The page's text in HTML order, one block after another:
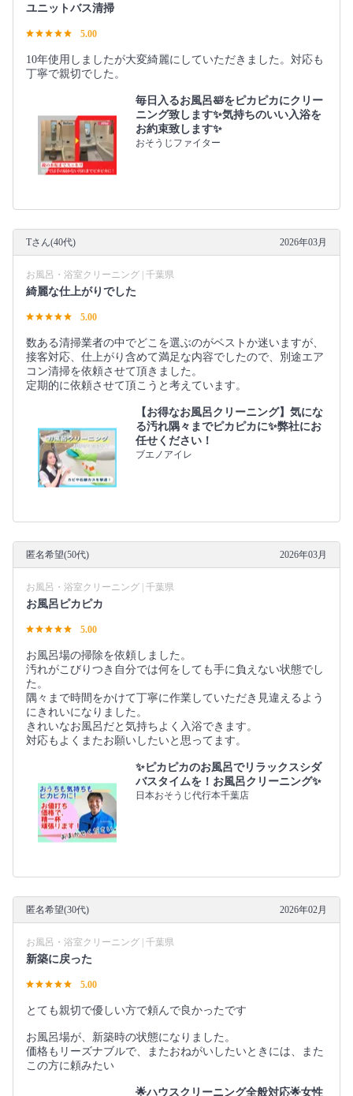
ユニットバス清掃
5.00
10年使用しましたが大変綺麗にしていただきました。対応も
丁寧で親切でした。
毎日入るお風呂🛀をピカピカにクリー
ニング致します✨気持ちのいい入浴を
お約束致します✨
おそうじファイター
Tさん(40代) 2026年03月
お風呂・浴室クリーニング | 千葉県
綺麗な仕上がりでした
5.00
数ある清掃業者の中でどこを選ぶのがベストか迷いますが、
接客対応、仕上がり含めて満足な内容でしたので、別途エア
コン清掃を依頼させて頂きました。
定期的に依頼させて頂こうと考えています。
【お得なお風呂クリーニング】気にな
る汚れ隅々までピカピカに✨弊社にお
任せください！
ブエノアイレ
匿名希望(50代) 2026年03月
お風呂・浴室クリーニング | 千葉県
お風呂ピカピカ
5.00
お風呂場の掃除を依頼しました。
汚れがこびりつき自分では何をしても手に負えない状態でし
た。
隅々まで時間をかけて丁寧に作業していただき見違えるよう
にきれいになりました。
きれいなお風呂だと気持ちよく入浴できます。
対応もよくまたお願いしたいと思ってます。
✨ピカピカのお風呂でリラックスシダ
バスタイムを！お風呂クリーニング✨
日本おそうじ代行本千葉店
匿名希望(30代) 2026年02月
お風呂・浴室クリーニング | 千葉県
新築に戻った
5.00
とても親切で優しい方で頼んで良かったです
お風呂場が、新築時の状態になりました。
価格もリーズナブルで、またおねがいしたいときには、また
この方に頼みたい
🌟ハウスクリーニング全般対応🌟女性